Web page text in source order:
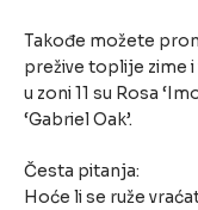
Takođe možete
prežive toplije zime
u zoni 11 su Rosa
‘Gabriel Oak’.
Česta pitanja:
Hoće li se ruže